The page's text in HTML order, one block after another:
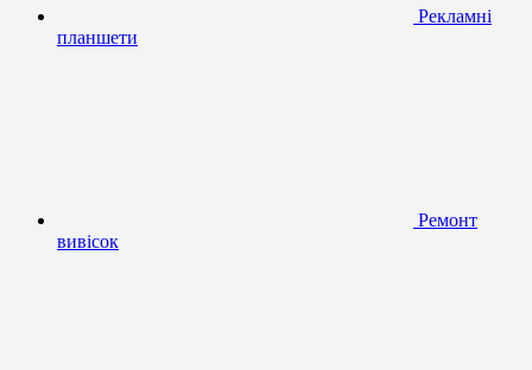
Рекламні
планшети
Ремонт
вивісок